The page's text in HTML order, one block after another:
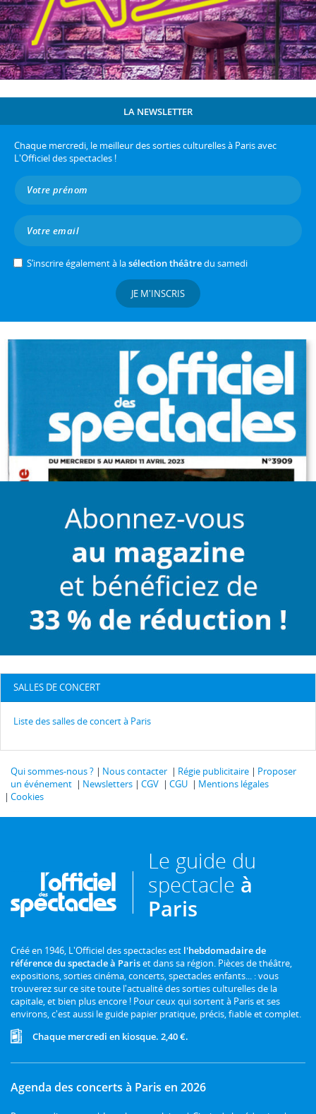
LA NEWSLETTER
Chaque mercredi, le meilleur des sorties culturelles à Paris avec
L'Officiel des spectacles !
S’inscrire également à lasélection théâtredu samedi
JE M'INSCRIS
SALLES DE CONCERT
Liste des salles de concert à Paris
Qui sommes-nous ? Nous contacter Régie publicitaire
Proposer
un événement
Newsletters CGV CGU
Mentions légales
Cookies
Le guide du
spectacle à
Paris
Créé en 1946, L'Officiel des spectacles est l'hebdomadaire de
référence du spectacle à Pariset dans sa région. Pièces de théâtre,
expositions, sorties cinéma, concerts, spectacles enfants... : vous
trouverez sur ce site toute l'actualité des sorties culturelles de la
capitale, et bien plus encore ! Pour ceux qui sortent à Paris et ses
environs, c'est aussi le guide papier pratique, précis, fiable et complet.
Chaque mercredi en kiosque. 2,40 €.
Agenda des concerts à Paris en 2026